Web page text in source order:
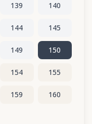
139 140
144 145
149 150
154 155
159 160